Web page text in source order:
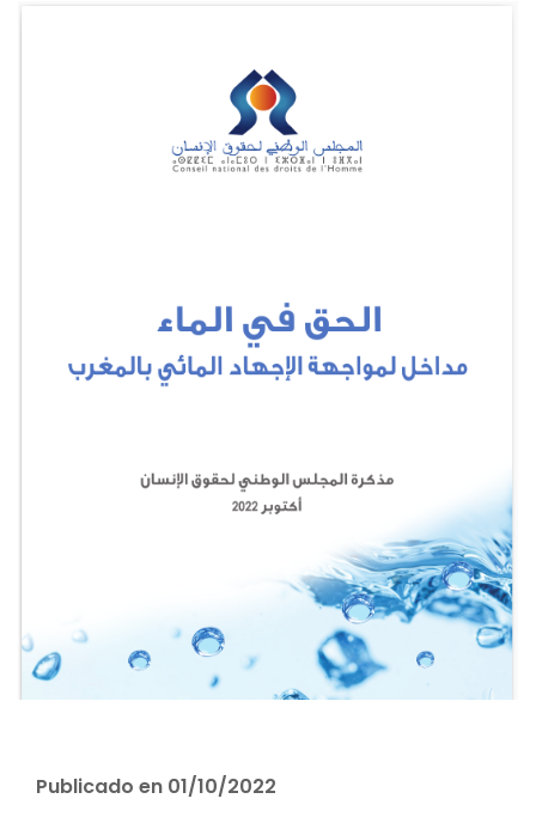
Publicado en 01/10/2022